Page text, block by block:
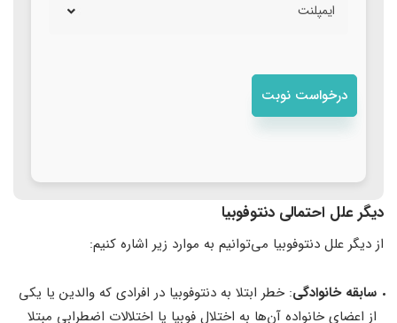
دیگر علل احتمالی دنتوفوبیا
از دیگر علل دنتوفوبیا می‌توانیم به موارد زیر اشاره کنیم:
سابقه خانوادگی: خطر ابتلا به دنتوفوبیا در افرادی که والدین یا یکی
از اعضای خانواده آن‌ها به اختلال فوبیا یا اختلالات اضطرابی مبتلا